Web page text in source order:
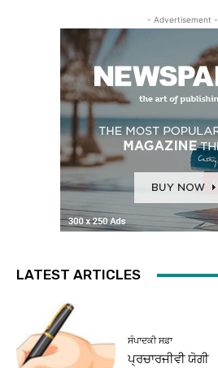
- Advertisement -
LATEST ARTICLES
ਸੰਪਾਦਕੀ ਸਫ਼ਾ
ਪ੍ਰਚਾਰਜੀਵੀ ਯੋਗੀ